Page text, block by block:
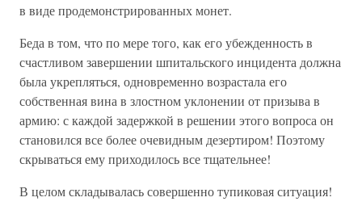
в виде продемонстрированных монет.
Беда в том, что по мере того, как его убежденность в
счастливом завершении шпитальского инцидента должна
была укрепляться, одновременно возрастала его
собственная вина в злостном уклонении от призыва в
армию: с каждой задержкой в решении этого вопроса он
становился все более очевидным дезертиром! Поэтому
скрываться ему приходилось все тщательнее!
В целом складывалась совершенно тупиковая ситуация!